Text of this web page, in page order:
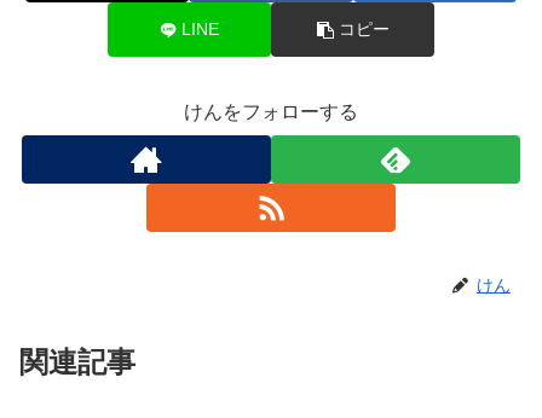
LINE コピー
けんをフォローする
けん
関連記事